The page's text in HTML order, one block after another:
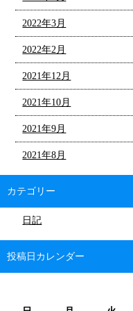
2022年3月
2022年2月
2021年12月
2021年10月
2021年9月
2021年8月
カテゴリー
日記
投稿日カレンダー